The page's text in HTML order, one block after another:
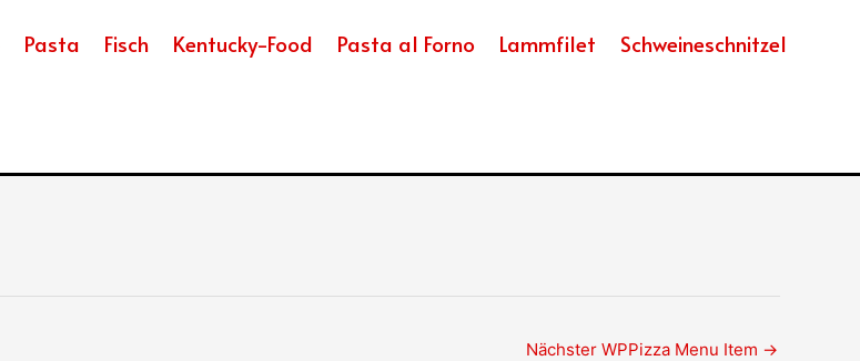
Pasta Fisch Kentucky-Food Pasta al Forno Lammfilet Schweineschnitzel
Nächster WPPizza Menu Item →